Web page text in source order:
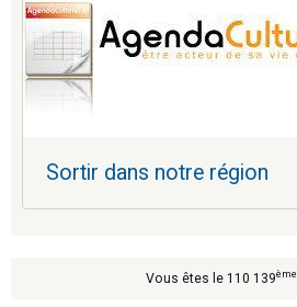
Sortir dans notre région
Vous êtes le 110 139ème